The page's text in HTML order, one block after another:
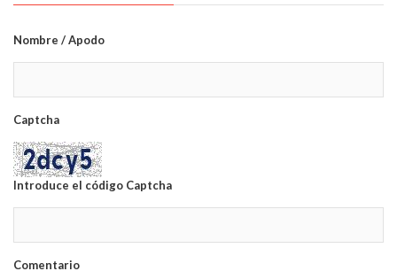
Nombre / Apodo
Captcha
Introduce el código Captcha
Comentario